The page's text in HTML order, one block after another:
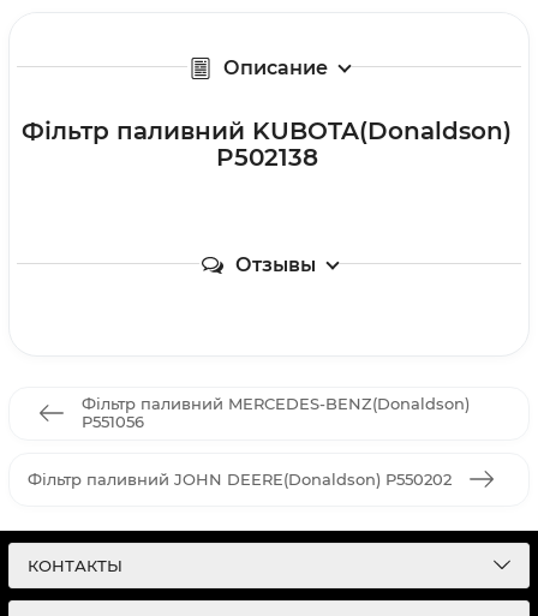
Описание
Фільтр паливний KUBOTA(Donaldson)
P502138
Отзывы
Фільтр паливний MERCEDES-BENZ(Donaldson)
P551056
Фільтр паливний JOHN DEERE(Donaldson) P550202
КОНТАКТЫ